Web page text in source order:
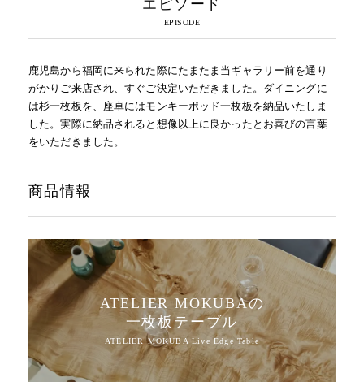
エピソード
鹿児島から福岡に来られた際にたまたま当ギャラリー前を通り
がかりご来店され、すぐご決定いただきました。ダイニングに
は杉一枚板を、座卓にはモンキーポッド一枚板を納品いたしま
した。実際に納品されると想像以上に良かったとお喜びの言葉
をいただきました。
商品情報
ATELIER MOKUBAの
一枚板テーブル